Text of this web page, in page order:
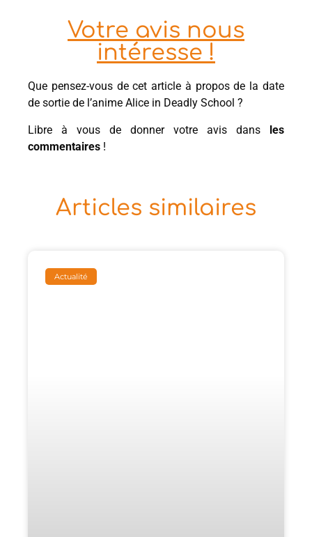
Votre avis nous
intéresse !
Que pensez-vous de cet article à propos de la date
de sortie de l’anime Alice in Deadly School ?
Libre à vous de donner votre avis dans
les
commentaires !
Articles similaires
Actualité